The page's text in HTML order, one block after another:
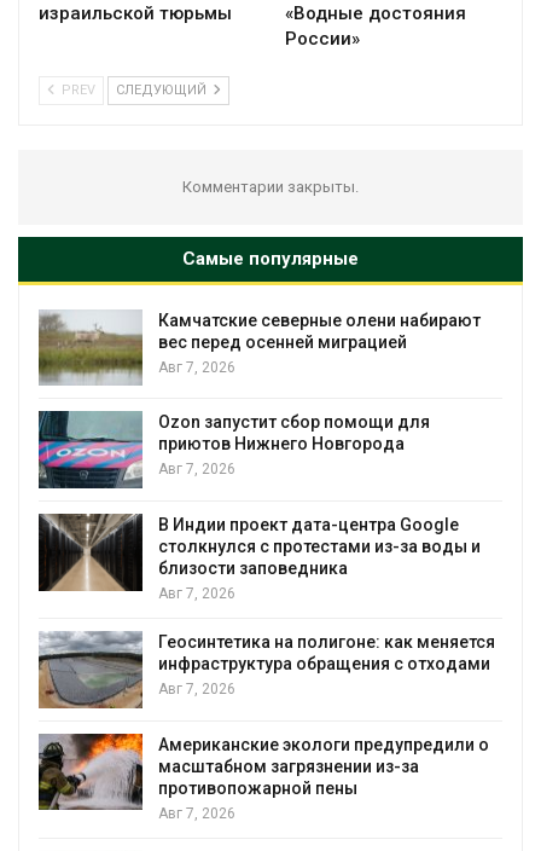
израильской тюрьмы
«Водные достояния
России»
PREV СЛЕДУЮЩИЙ
Комментарии закрыты.
Самые популярные
Камчатские северные олени набирают
вес перед осенней миграцией
Авг 7, 2026
Ozon запустит сбор помощи для
приютов Нижнего Новгорода
Авг 7, 2026
В Индии проект дата-центра Google
столкнулся с протестами из-за воды и
близости заповедника
Авг 7, 2026
Геосинтетика на полигоне: как меняется
инфраструктура обращения с отходами
Авг 7, 2026
Американские экологи предупредили о
масштабном загрязнении из-за
противопожарной пены
Авг 7, 2026